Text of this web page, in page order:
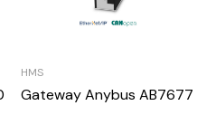
HMS
Gateway Anybus AB7677